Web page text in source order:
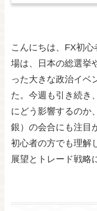
こんにちは、FX初
場は、日本の総選挙
った大きな政治イベ
た。今週も引き続き
にどう影響するのか
銀）の会合にも注目
初心者の方でも理解
展望とトレード戦略